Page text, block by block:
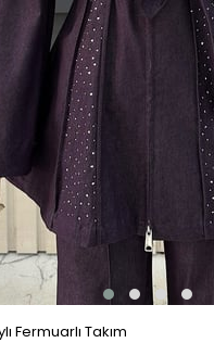
Fermuarlı Takım